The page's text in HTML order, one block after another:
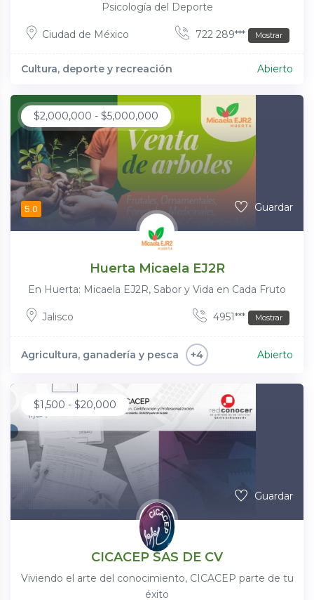
Psicología del Deporte
Ciudad de México 722 289*** Mostrar
Cultura, deporte y recreación Abierto
$2,000,000 - $5,000,000
5.0 Guardar
Huerta Micaela EJ2R
En Huerta: Micaela EJ2R, Sabor y Vida en Cada Fruto
Jalisco 4951*** Mostrar
Agricultura, ganadería y pesca +4 Abierto
$1,500 - $20,000
Guardar
CICACEP SAS DE CV
Viviendo el arte del conocimiento, CICACEP parte de tu
éxito